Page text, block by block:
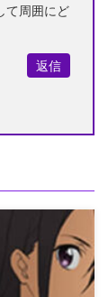
て周囲にど
返信